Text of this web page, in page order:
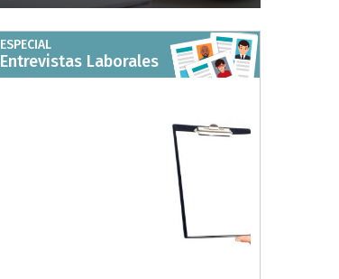
ESPECIAL
Entrevistas Laborales